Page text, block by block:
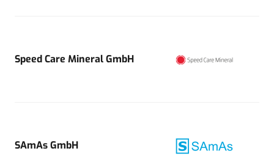
Speed Care Mineral GmbH
SAmAs GmbH